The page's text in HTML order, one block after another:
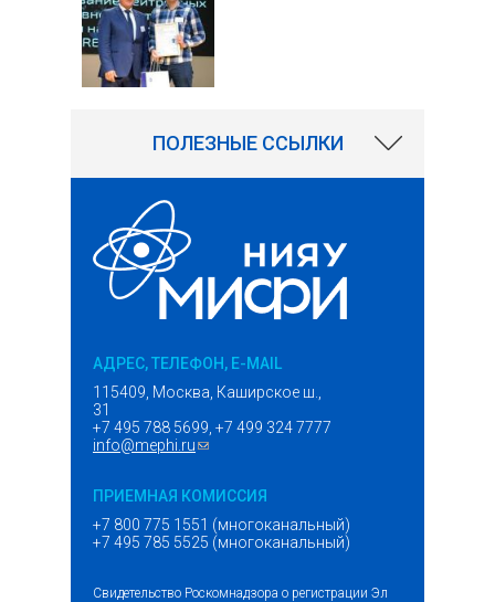
ПОЛЕЗНЫЕ ССЫЛКИ
АДРЕС, ТЕЛЕФОН, E-MAIL
115409, Москва, Каширское ш.,
31
+7 495 788 5699, +7 499 324 7777
info@mephi.ru(ссылка для отправки email)
ПРИЕМНАЯ КОМИССИЯ
+7 800 775 1551 (многоканальный)
+7 495 785 5525 (многоканальный)
Свидетельство Роскомнадзора о регистрации Эл